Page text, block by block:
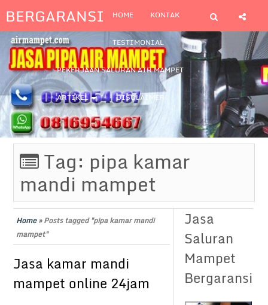
BERGARANSI HOME KONTAK
TESTIMONIAL
PEKERJAAN SALURAN AIR MAMPET
ARTIKEL DISCLAIMER
Tag: pipa kamar
mandi mampet
Home»Posts tagged "pipa kamar mandi
mampet"
Jasa kamar mandi
mampet online 24jam
Jasa
Saluran
Mampet
Bergaransi